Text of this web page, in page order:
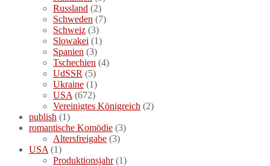
Russland (2)
Schweden (7)
Schweiz (3)
Slowakei (1)
Spanien (3)
Tschechien (4)
UdSSR (5)
Ukraine (1)
USA (672)
Vereinigtes Königreich (2)
publish (1)
romantische Komödie (3)
Altersfreigabe (3)
USA (1)
Produktionsjahr(1)